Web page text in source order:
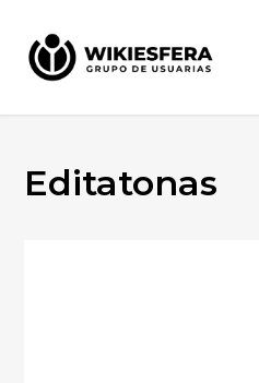
Editatonas